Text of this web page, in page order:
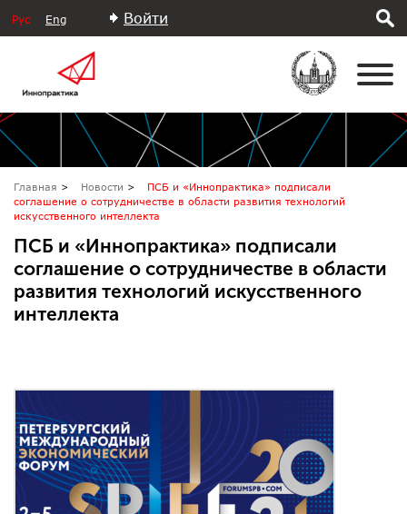
Рус Eng Войти
Главная Новости
ПСБ и «Иннопрактика» подписали
соглашение о сотрудничестве в области развития технологий
искусственного интеллекта
ПСБ и «Иннопрактика» подписали
соглашение о сотрудничестве в области
развития технологий искусственного
интеллекта